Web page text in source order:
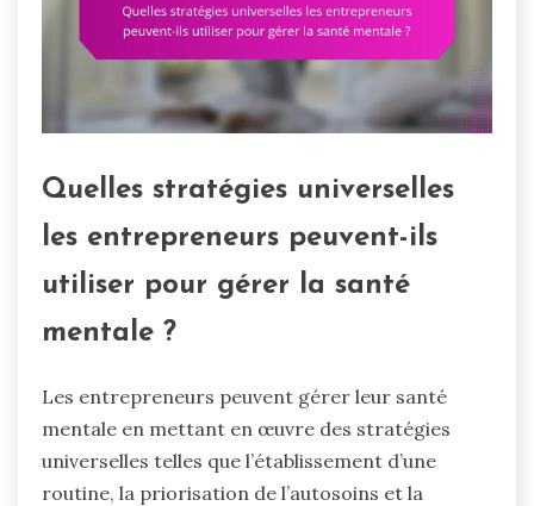
Quelles stratégies universelles
les entrepreneurs peuvent-ils
utiliser pour gérer la santé
mentale ?
Les entrepreneurs peuvent gérer leur santé
mentale en mettant en œuvre des stratégies
universelles telles que l’établissement d’une
routine, la priorisation de l’autosoins et la